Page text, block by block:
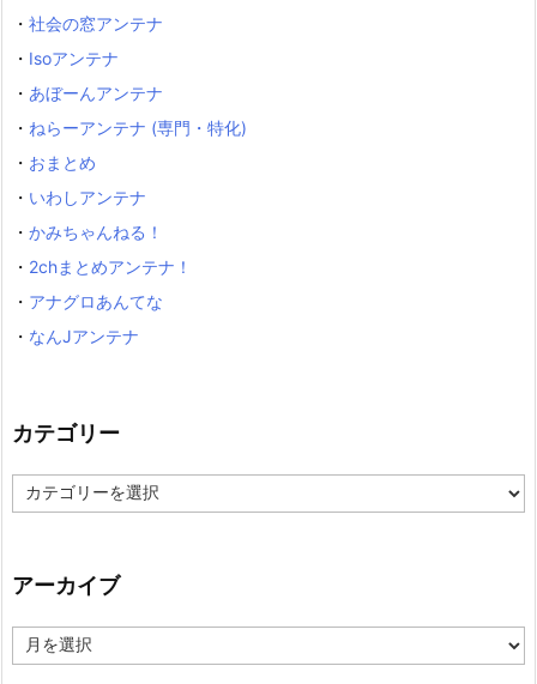
・ 社会の窓アンテナ
・ Isoアンテナ
・ あぼーんアンテナ
・ ねらーアンテナ (専門・特化)
・ おまとめ
・ いわしアンテナ
・ かみちゃんねる！
・ 2chまとめアンテナ！
・ アナグロあんてな
・ なんJアンテナ
カテゴリー
テ
ー
アーカイブ
ー